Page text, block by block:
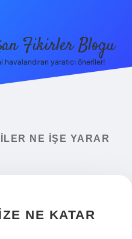
Fikirler Blogu
havalandıran yaratıcı öneriler!
NE IŞE YARAR
NE KATAR